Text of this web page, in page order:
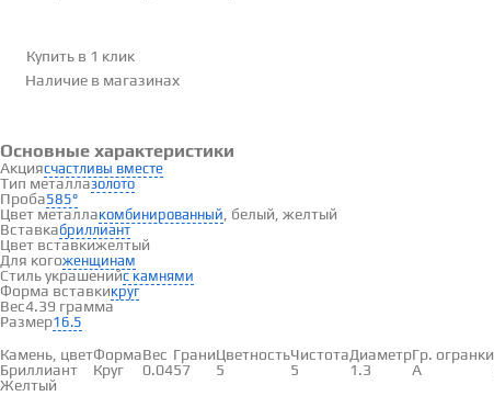
Купить в 1 клик
Наличие в магазинах
Основные характеристики
Акциясчастливы вместе
Тип металлазолото
Проба585°
Цвет металлакомбинированный , белый, желтый
Вставкабриллиант
Цвет вставкижелтый
Для когоженщинам
Стиль украшенийс камнями
Форма вставкикруг
Вес4.39 грамма
Размер16.5
Вставки
Камень, цветФормаВес ГраниЦветностьЧистотаДиаметрГр. огранки
Бриллиант
Желтый
Круг 0.0457 5 5 1.3 А